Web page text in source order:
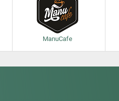
ManuCafe